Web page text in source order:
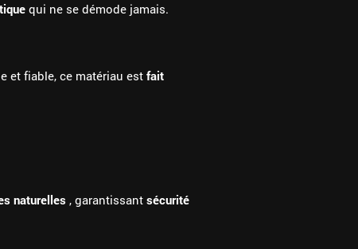
qui ne se démode jamais.
et fiable, ce matériau est fait
naturelles , garantissant sécurité